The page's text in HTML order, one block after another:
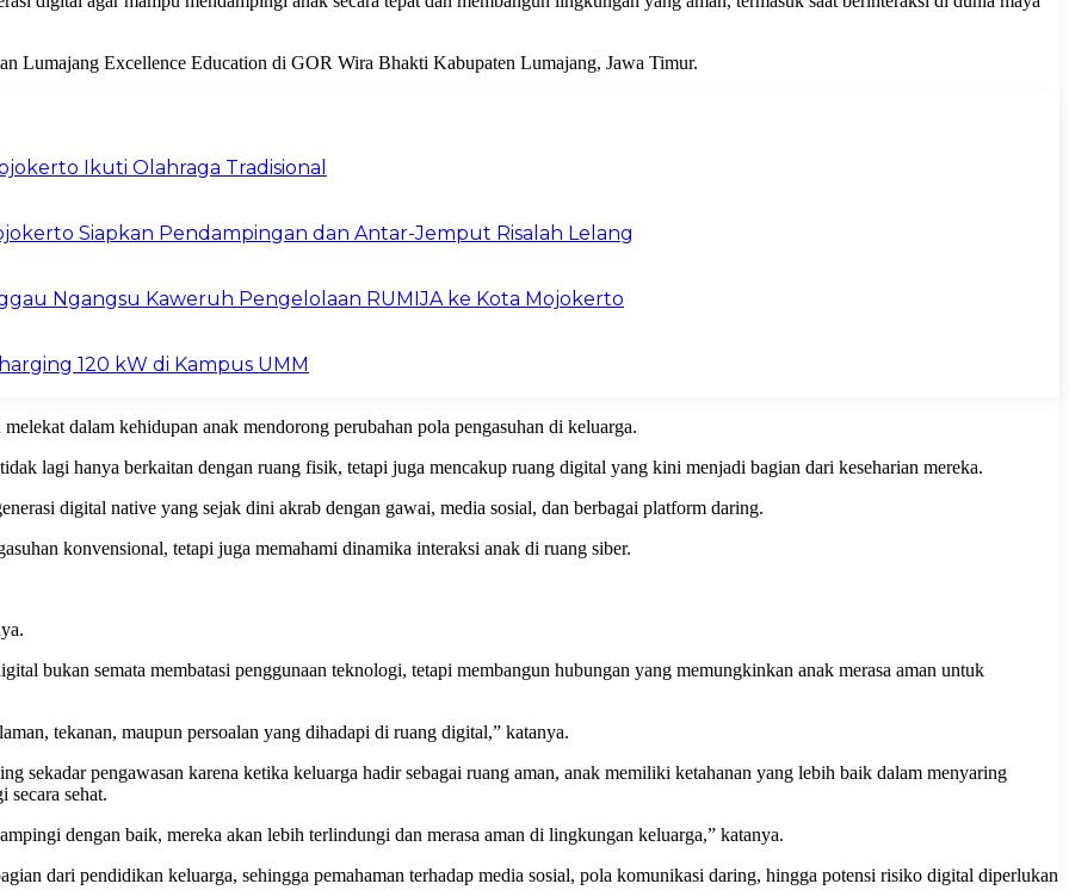
Lumajang Excellence Education di GOR Wira Bhakti Kabupaten Lumajang, Jawa Timur.
Ikuti Olahraga Tradisional
Siapkan Pendampingan dan Antar-Jemput Risalah Lelang
Ngangsu Kaweruh Pengelolaan RUMIJA ke Kota Mojokerto
120 kW di Kampus UMM
dalam kehidupan anak mendorong perubahan pola pengasuhan di keluarga.
lagi hanya berkaitan dengan ruang fisik, tetapi juga mencakup ruang digital yang kini menjadi bagian dari keseharian mereka.
digital native yang sejak dini akrab dengan gawai, media sosial, dan berbagai platform daring.
konvensional, tetapi juga memahami dinamika interaksi anak di ruang siber.
bukan semata membatasi penggunaan teknologi, tetapi membangun hubungan yang memungkinkan anak merasa aman untuk
tekanan, maupun persoalan yang dihadapi di ruang digital,” katanya.
sekadar pengawasan karena ketika keluarga hadir sebagai ruang aman, anak memiliki ketahanan yang lebih baik dalam menyaring
secara sehat.
dengan baik, mereka akan lebih terlindungi dan merasa aman di lingkungan keluarga,” katanya.
dari pendidikan keluarga, sehingga pemahaman terhadap media sosial, pola komunikasi daring, hingga potensi risiko digital diperlukan